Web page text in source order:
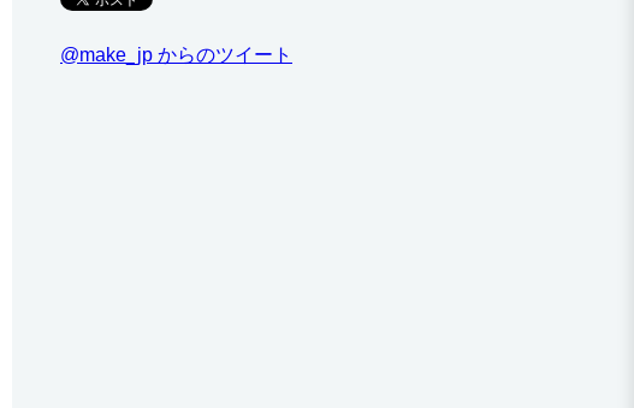
@make_jp からのツイート